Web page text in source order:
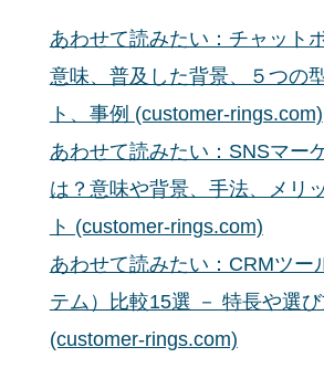
あわせて読みたい：チャット
意味、普及した背景、５つの
ト、事例 (customer-rings.com)
あわせて読みたい：SNSマー
は？意味や背景、手法、メリ
ト (customer-rings.com)
あわせて読みたい：CRMツー
テム）比較15選 － 特長や選
(customer-rings.com)